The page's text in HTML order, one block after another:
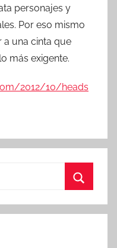
personajes y
Por eso mismo
a una cinta que
más exigente.
2012/10/heads
u